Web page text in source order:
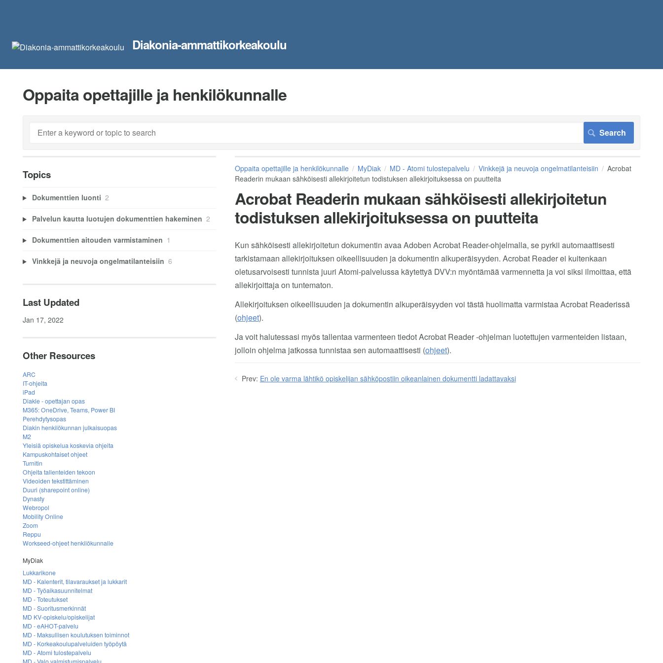
Diakonia-ammattikorkeakoulu
Oppaita opettajille ja henkilökunnalle
Oppaita opettajille ja henkilökunnalle MyDiak MD - Atomi tulostepalvelu Vinkkejä ja neuvoja ongelmatilanteisiin
Acrobat
Readerin mukaan sähköisesti allekirjoitetun todistuksen allekirjoituksessa on puutteita
Acrobat Readerin mukaan sähköisesti allekirjoitetun
todistuksen allekirjoituksessa on puutteita
Kun sähköisesti allekirjoitetun dokumentin avaa Adoben Acrobat Reader-ohjelmalla, se pyrkii automaattisesti
tarkistamaan allekirjoituksen oikeellisuuden ja dokumentin alkuperäisyyden. Acrobat Reader ei kuitenkaan
oletusarvoisesti tunnista juuri Atomi-palvelussa käytettyä DVV:n myöntämää varmennetta ja voi siksi ilmoittaa, että
allekirjoittaja on tuntematon.
Allekirjoituksen oikeellisuuden ja dokumentin alkuperäisyyden voi tästä huolimatta varmistaa Acrobat Readerissä
(ohjeet).
Ja voit halutessasi myös tallentaa varmenteen tiedot Acrobat Reader -ohjelman luotettujen varmenteiden listaan,
jolloin ohjelma jatkossa tunnistaa sen automaattisesti (ohjeet).
Prev: En ole varma lähtikö opiskelijan sähköpostiin oikeanlainen dokumentti ladattavaksi
Topics
Dokumenttien luonti 2
Palvelun kautta luotujen dokumenttien hakeminen 2
Dokumenttien aitouden varmistaminen 1
Vinkkejä ja neuvoja ongelmatilanteisiin 6
Last Updated
Jan 17, 2022
Other Resources
ARC
IT-ohjeita
iPad
Diakle - opettajan opas
M365: OneDrive, Teams, Power BI
Perehdytysopas
Diakin henkilökunnan julkaisuopas
M2
Yleisiä opiskelua koskevia ohjeita
Kampuskohtaiset ohjeet
Turnitin
Ohjeita tallenteiden tekoon
Videoiden tekstittäminen
Duuri (sharepoint online)
Dynasty
Webropol
Mobility Online
Zoom
Reppu
Workseed-ohjeet henkilökunnalle
MyDiak
Lukkarikone
MD - Kalenterit, tilavaraukset ja lukkarit
MD - Työaikasuunnitelmat
MD - Toteutukset
MD - Suoritusmerkinnät
MD KV-opiskelu/opiskelijat
MD - eAHOT-palvelu
MD - Maksullisen koulutuksen toiminnot
MD - Korkeakoulupalveluiden työpöytä
MD - Atomi tulostepalvelu
MD - Valo valmistumispalvelu